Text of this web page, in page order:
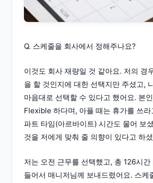
Q. 스케줄을 회사에서 정해주나요?
이것도 회사 재량일 것 같아요. 저의 경
을 할 것인지에 대한 선택지만 주셨고,
마음대로 선택할 수 있다고 했어요. 본
Flexible 하다며, 아플 때는 휴가를 쓰라
파트 타임(아르바이트) 시간도 물어 보
것을 저에게 맞춰 줄 의향이 있다고 하
저는 오전 근무를 선택했고, 총 126시
들어서 매니저님께 보내드렸어요. 스케